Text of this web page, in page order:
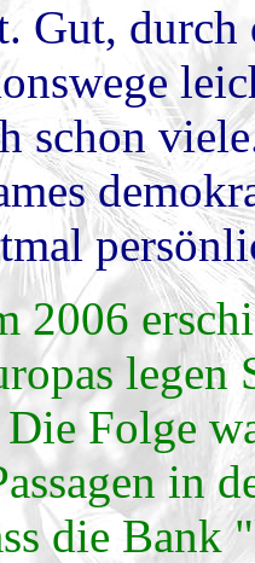
Gut,
schon
2006
legen
Folge
in
die